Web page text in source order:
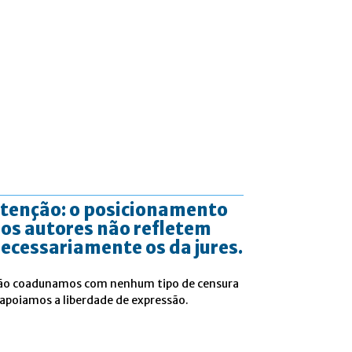
o posicionamento
autores não refletem
os da jures.
coadunamos com nenhum tipo de censura
a liberdade de expressão.